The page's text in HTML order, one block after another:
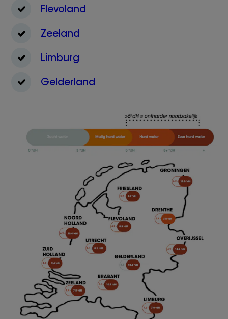
Flevoland
Zeeland
Limburg
Gelderland